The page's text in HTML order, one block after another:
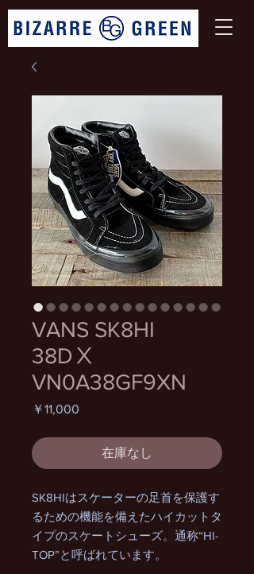
VANS SK8HI
38DⅩ
VN0A38GF9XN
￥11,000
在庫なし
SK8HIはスケーターの足首を保護す
るための機能を備えたハイカットタ
イプのスケートシューズ。通称“HI-
TOP”と呼ばれています。